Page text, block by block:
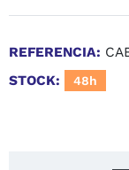
REFERENCIA:
STOCK:
48h